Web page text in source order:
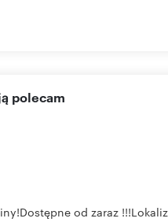
polecam
od zaraz